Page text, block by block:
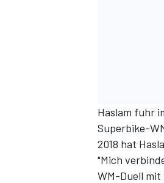
Haslam fuhr
Superbike-
2018 hat
"Mich
WM-Duell mit